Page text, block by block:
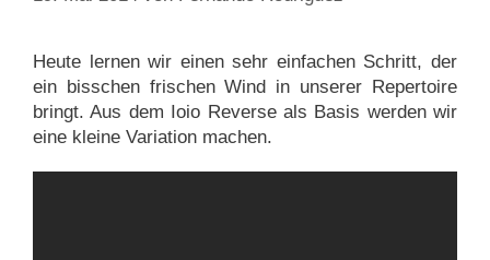
Heute lernen wir einen sehr einfachen Schritt, der
ein bisschen frischen Wind in unserer Repertoire
bringt. Aus dem Ioio Reverse als Basis werden wir
eine kleine Variation machen.